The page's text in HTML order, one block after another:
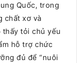
Quốc, trong
chất xơ và
tỏi chủ yếu
hỗ trợ chức
đủ để “nuôi